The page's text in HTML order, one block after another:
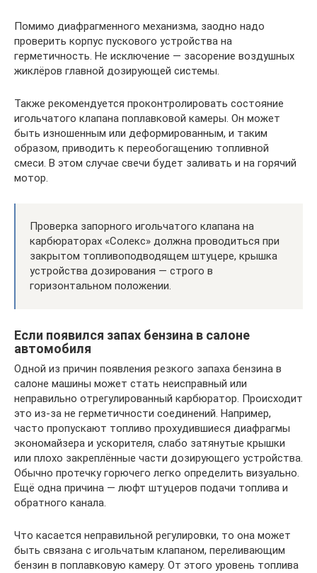
Помимо диафрагменного механизма, заодно надо
проверить корпус пускового устройства на
герметичность. Не исключение — засорение воздушных
жиклёров главной дозирующей системы.
Также рекомендуется проконтролировать состояние
игольчатого клапана поплавковой камеры. Он может
быть изношенным или деформированным, и таким
образом, приводить к переобогащению топливной
смеси. В этом случае свечи будет заливать и на горячий
мотор.
Проверка запорного игольчатого клапана на
карбюраторах «Солекс» должна проводиться при
закрытом топливоподводящем штуцере, крышка
устройства дозирования — строго в
горизонтальном положении.
Если появился запах бензина в салоне
автомобиля
Одной из причин появления резкого запаха бензина в
салоне машины может стать неисправный или
неправильно отрегулированный карбюратор. Происходит
это из-за не герметичности соединений. Например,
часто пропускают топливо прохудившиеся диафрагмы
экономайзера и ускорителя, слабо затянутые крышки
или плохо закреплённые части дозирующего устройства.
Обычно протечку горючего легко определить визуально.
Ещё одна причина — люфт штуцеров подачи топлива и
обратного канала.
Что касается неправильной регулировки, то она может
быть связана с игольчатым клапаном, переливающим
бензин в поплавковую камеру. От этого уровень топлива